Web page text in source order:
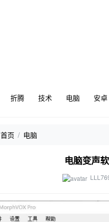
折腾 技术 电脑 安卓
首页 电脑
电脑变声